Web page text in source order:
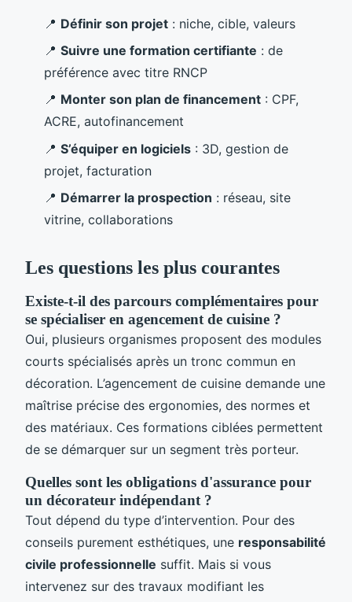
📍 Définir son projet : niche, cible, valeurs
📍 Suivre une formation certifiante : de
préférence avec titre RNCP
📍 Monter son plan de financement : CPF,
ACRE, autofinancement
📍 S’équiper en logiciels : 3D, gestion de
projet, facturation
📍 Démarrer la prospection : réseau, site
vitrine, collaborations
Les questions les plus courantes
Existe-t-il des parcours complémentaires pour
se spécialiser en agencement de cuisine ?
Oui, plusieurs organismes proposent des modules
courts spécialisés après un tronc commun en
décoration. L’agencement de cuisine demande une
maîtrise précise des ergonomies, des normes et
des matériaux. Ces formations ciblées permettent
de se démarquer sur un segment très porteur.
Quelles sont les obligations d'assurance pour
un décorateur indépendant ?
Tout dépend du type d’intervention. Pour des
conseils purement esthétiques, une responsabilité
civile professionnelle suffit. Mais si vous
intervenez sur des travaux modifiant les